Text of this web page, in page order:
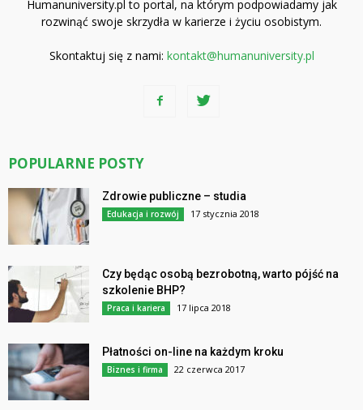
Humanuniversity.pl to portal, na którym podpowiadamy jak
rozwinąć swoje skrzydła w karierze i życiu osobistym.
Skontaktuj się z nami: kontakt@humanuniversity.pl
POPULARNE POSTY
Zdrowie publiczne – studia
Edukacja i rozwój 17 stycznia 2018
Czy będąc osobą bezrobotną, warto pójść na
szkolenie BHP?
Praca i kariera 17 lipca 2018
Płatności on-line na każdym kroku
Biznes i firma 22 czerwca 2017